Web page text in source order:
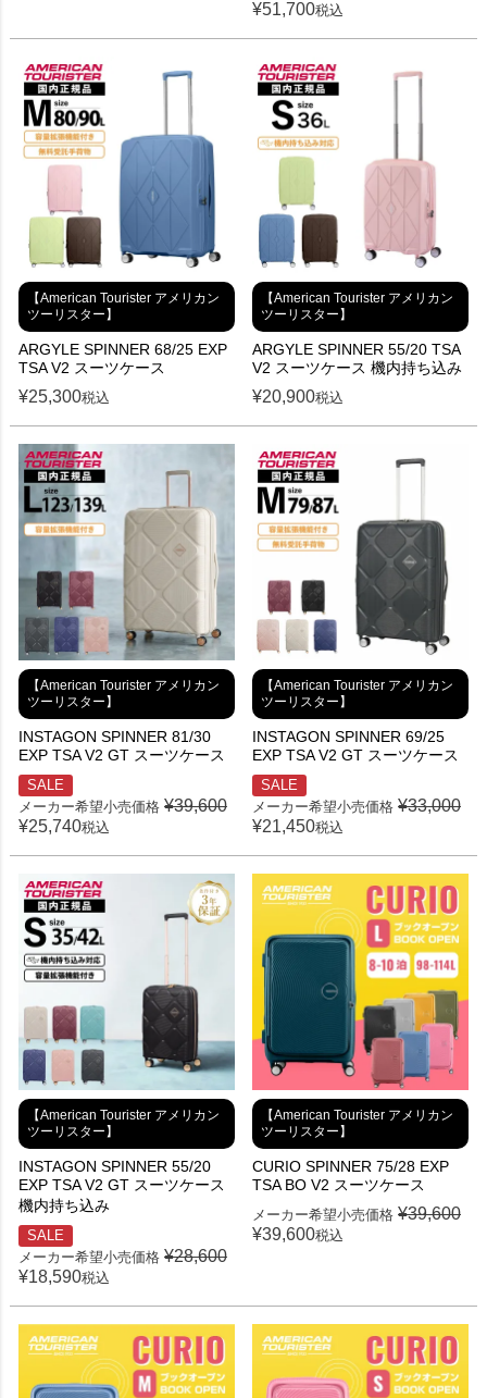
¥51,700税込
【American Tourister アメリカン
ツーリスター】
ARGYLE SPINNER 68/25 EXP
TSA V2 スーツケース
¥25,300税込
【American Tourister アメリカン
ツーリスター】
ARGYLE SPINNER 55/20 TSA
V2 スーツケース 機内持ち込み
¥20,900税込
【American Tourister アメリカン
ツーリスター】
INSTAGON SPINNER 81/30
EXP TSA V2 GT スーツケース
SALE
メーカー希望小売価格 ¥39,600
¥25,740税込
【American Tourister アメリカン
ツーリスター】
INSTAGON SPINNER 69/25
EXP TSA V2 GT スーツケース
SALE
メーカー希望小売価格 ¥33,000
¥21,450税込
【American Tourister アメリカン
ツーリスター】
INSTAGON SPINNER 55/20
EXP TSA V2 GT スーツケース
機内持ち込み
SALE
メーカー希望小売価格 ¥28,600
¥18,590税込
【American Tourister アメリカン
ツーリスター】
CURIO SPINNER 75/28 EXP
TSA BO V2 スーツケース
メーカー希望小売価格 ¥39,600
¥39,600税込